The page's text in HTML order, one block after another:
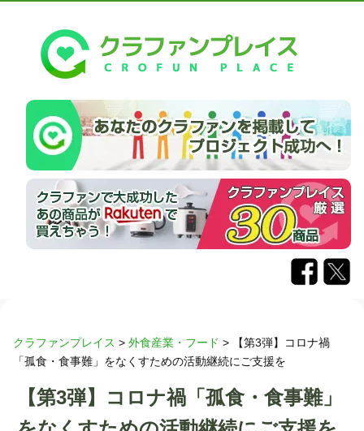
クラファンプレイス > 外食産業・フード >
【第3弾】コロナ禍
「孤食・食事難」をなくすための活動継続にご支援を
【第3弾】コロナ禍「孤食・食事難」